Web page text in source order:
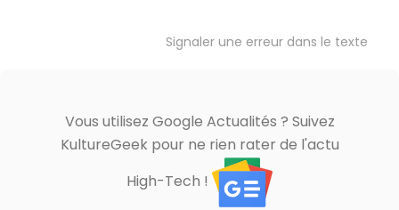
Signaler une erreur dans le texte
Vous utilisez Google Actualités ? Suivez
KultureGeek pour ne rien rater de l'actu
High-Tech !